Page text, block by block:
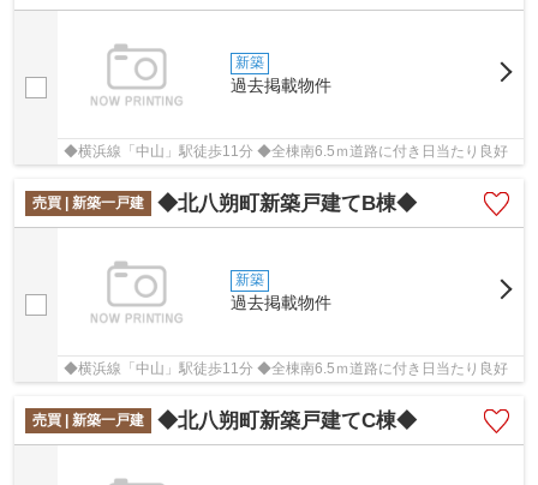
新築
過去掲載物件
◆横浜線「中山」駅徒歩11分 ◆全棟南6.5ｍ道路に付き日当たり良好
売買 | 新築一戸建 ◆北八朔町新築戸建てB棟◆
新築
過去掲載物件
◆横浜線「中山」駅徒歩11分 ◆全棟南6.5ｍ道路に付き日当たり良好
売買 | 新築一戸建 ◆北八朔町新築戸建てC棟◆